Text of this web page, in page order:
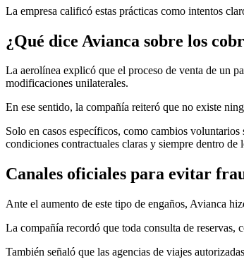
La empresa calificó estas prácticas como intentos
¿Qué dice Avianca sobre los
La aerolínea explicó que el proceso de venta de un
modificaciones unilaterales.
En ese sentido, la compañía reiteró que no existe
Solo en casos específicos, como cambios
condiciones contractuales claras y siempre dentro de
Canales oficiales para evitar
Ante el aumento de este tipo de engaños, Avianca
La compañía recordó que toda consulta de
También señaló que las agencias de viajes